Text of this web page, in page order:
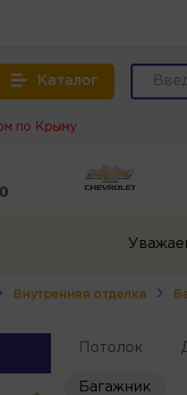
Каталог
по Крыму
Внутренняя отделка
Потолок
Багажник